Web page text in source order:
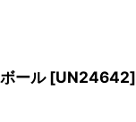
ール [UN24642]